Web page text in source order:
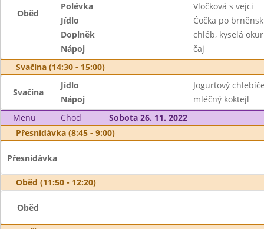
Oběd
Polévka
Vločková s vejci
Jídlo
Čočka po
Doplněk
chléb, kyselá
Nápoj
čaj
Svačina (14:30 - 15:00)
Svačina
Jídlo
Jogurtový
Nápoj
mléčný koktejl
Menu
Chod
Sobota 26. 11. 2022
Přesnídávka (8:45 - 9:00)
Přesnídávka
Oběd (11:50 - 12:20)
Oběd